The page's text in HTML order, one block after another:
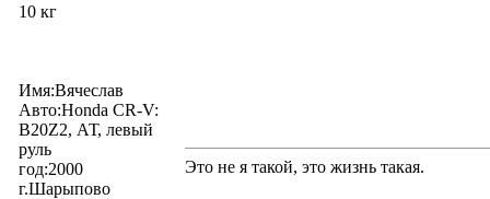
10 кг
Имя:Вячеслав
Авто:Honda CR-V:
В20Z2, АТ, левый
руль
год:2000
г.Шарыпово
Это не я такой, это жизнь такая.